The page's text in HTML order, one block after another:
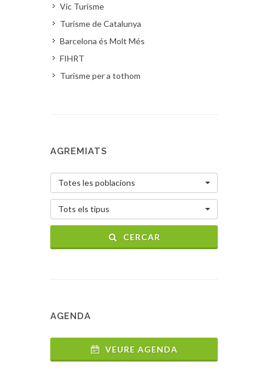
Vic Turisme
Turisme de Catalunya
Barcelona és Molt Més
FIHRT
Turisme per a tothom
AGREMIATS
Totes les poblacions
Tots els tipus
CERCAR
AGENDA
VEURE AGENDA